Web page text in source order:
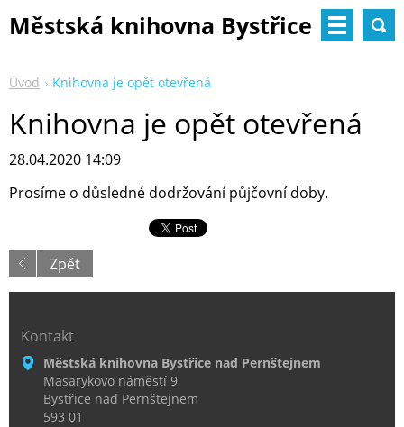
Městská knihovna Bystřice
Úvod Knihovna je opět otevřená
Knihovna je opět otevřená
28.04.2020 14:09
Prosíme o důsledné dodržování půjčovní doby.
Zpět
Kontakt
Městská knihovna Bystřice nad Pernštejnem
Masarykovo náměstí 9
Bystřice nad Pernštejnem
593 01